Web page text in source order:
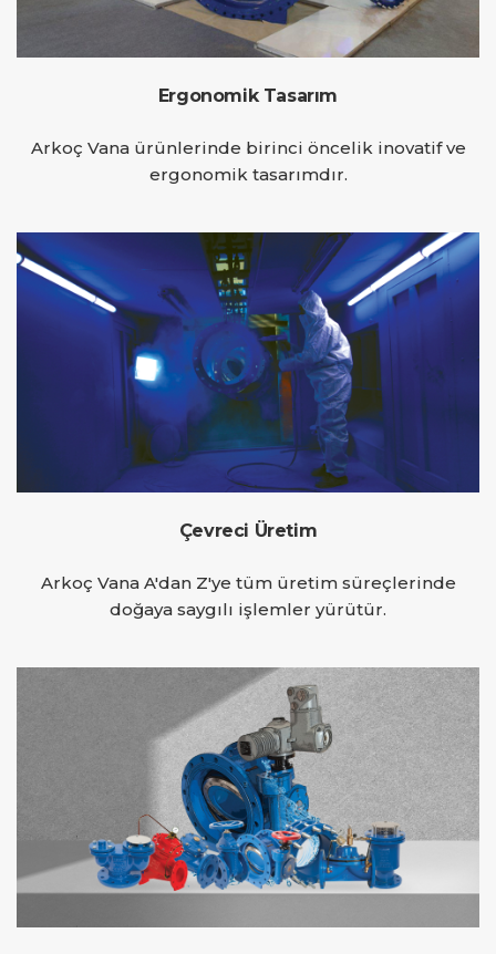
Ergonomik Tasarım
Arkoç Vana ürünlerinde birinci öncelik inovatif ve
ergonomik tasarımdır.
Çevreci Üretim
Arkoç Vana A'dan Z'ye tüm üretim süreçlerinde
doğaya saygılı işlemler yürütür.